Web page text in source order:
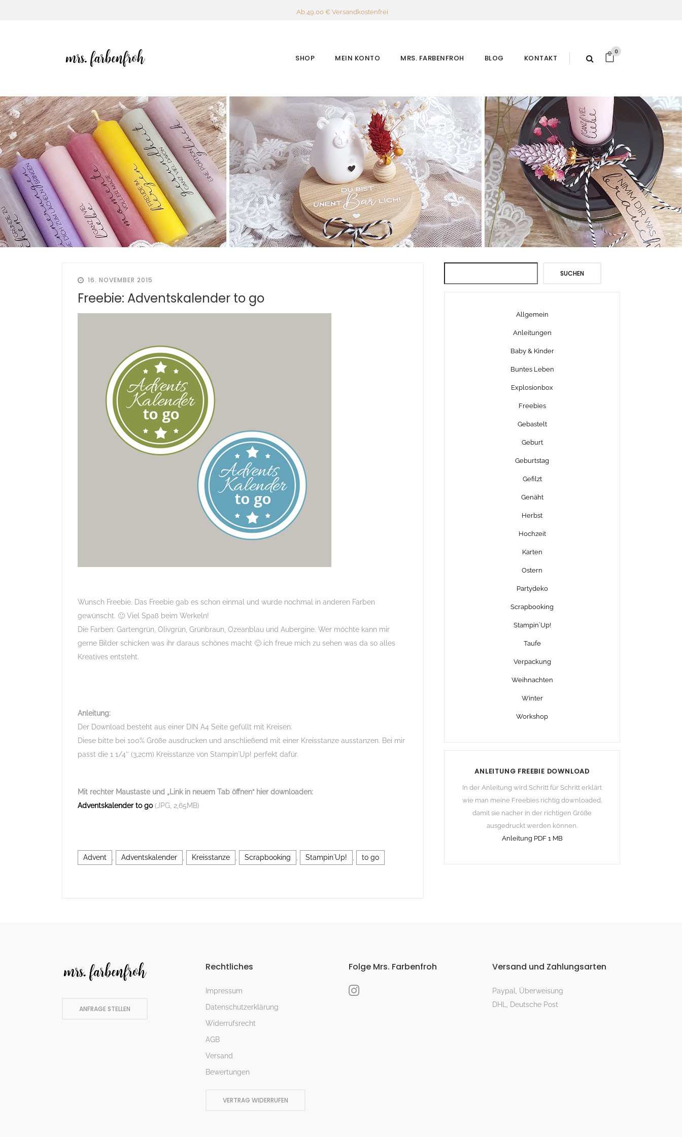
Ab 49,00 € Versandkostenfrei
SHOP MEIN KONTO MRS. FARBENFROH BLOG KONTAKT
0
16. NOVEMBER 2015
Freebie: Adventskalender to go
Wunsch Freebie. Das Freebie gab es schon einmal und wurde nochmal in anderen Farben
gewünscht. 🙂 Viel Spaß beim Werkeln!
Die Farben: Gartengrün, Olivgrün, Grünbraun, Ozeanblau und Aubergine. Wer möchte kann mir
gerne Bilder schicken was ihr daraus schönes macht 🙂 ich freue mich zu sehen was da so alles
Kreatives entsteht.
Anleitung:
Der Download besteht aus einer DIN A4 Seite gefüllt mit Kreisen.
Diese bitte bei 100% Größe ausdrucken und anschließend mit einer Kreisstanze ausstanzen. Bei mir
passt die 1 1/4″ (3,2cm) Kreisstanze von Stampin´Up! perfekt dafür.
Mit rechter Maustaste und „Link in neuem Tab öffnen“ hier downloaden:
Adventskalender to go(JPG, 2,65MB)
Advent Adventskalender Kreisstanze Scrapbooking Stampin´Up! to go
SUCHEN
Allgemein
Anleitungen
Baby & Kinder
Buntes Leben
Explosionbox
Freebies
Gebastelt
Geburt
Geburtstag
Gefilzt
Genäht
Herbst
Hochzeit
Karten
Ostern
Partydeko
Scrapbooking
Stampin´Up!
Taufe
Verpackung
Weihnachten
Winter
Workshop
ANLEITUNG FREEBIE DOWNLOAD
In der Anleitung wird Schritt für Schritt erklärt
wie man meine Freebies richtig downloaded,
damit sie nacher in der richtigen Größe
ausgedruckt werden können.
Anleitung PDF 1 MB
ANFRAGE STELLEN
Rechtliches
Impressum
Datenschutzerklärung
Widerrufsrecht
AGB
Versand
Bewertungen
VERTRAG WIDERRUFEN
Folge Mrs. Farbenfroh Versand und Zahlungsarten
Paypal, Überweisung
DHL, Deutsche Post